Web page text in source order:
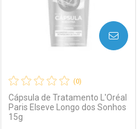
(0)
Cápsula de Tratamento L'Oréal
Paris Elseve Longo dos Sonhos
15g
AVISE-ME